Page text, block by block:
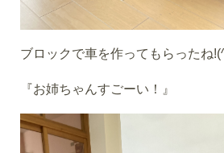
ブロックで車を作ってもらったね
『お姉ちゃんすごーい！』